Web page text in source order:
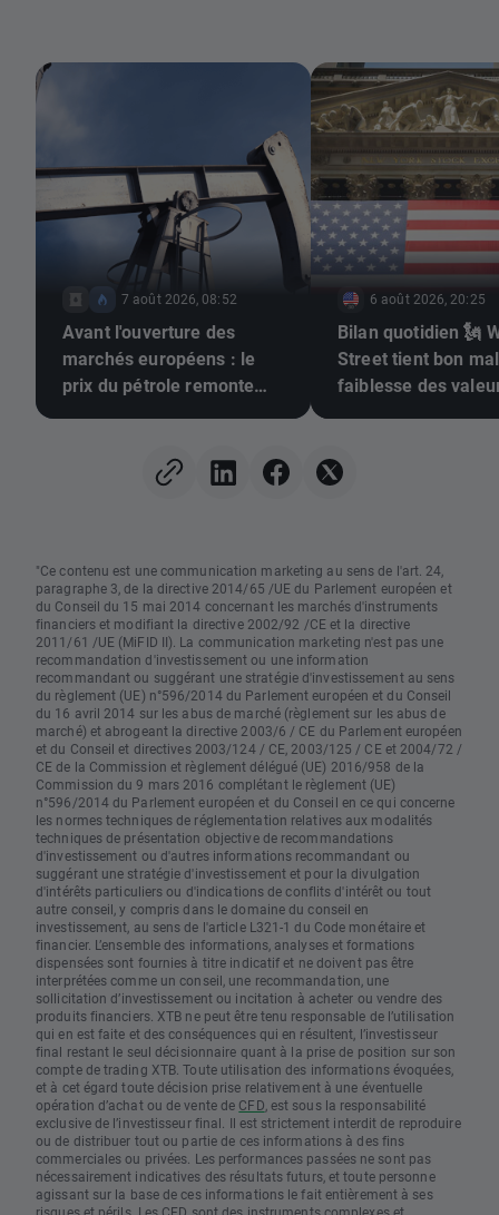
7 août 2026, 08:52
Avant l'ouverture des
marchés européens : le
prix du pétrole remonte
6 août 2026, 20:25
Bilan quotidien 🗽
Street tient bon
faiblesse des
pétrole
"Ce contenu est une communication marketing au sens de l'art. 24,
paragraphe 3, de la directive 2014/65 /UE du Parlement européen et
du Conseil du 15 mai 2014 concernant les marchés d'instruments
financiers et modifiant la directive 2002/92 /CE et la directive
2011/61 /UE (MiFID II). La communication marketing n'est pas une
recommandation d'investissement ou une information
recommandant ou suggérant une stratégie d'investissement au sens
du règlement (UE) n°596/2014 du Parlement européen et du Conseil
du 16 avril 2014 sur les abus de marché (règlement sur les abus de
marché) et abrogeant la directive 2003/6 / CE du Parlement européen
et du Conseil et directives 2003/124 / CE, 2003/125 / CE et 2004/72 /
CE de la Commission et règlement délégué (UE) 2016/958 de la
Commission du 9 mars 2016 complétant le règlement (UE)
n°596/2014 du Parlement européen et du Conseil en ce qui concerne
les normes techniques de réglementation relatives aux modalités
techniques de présentation objective de recommandations
d'investissement ou d'autres informations recommandant ou
suggérant une stratégie d'investissement et pour la divulgation
d'intérêts particuliers ou d'indications de conflits d'intérêt ou tout
autre conseil, y compris dans le domaine du conseil en
investissement, au sens de l'article L321-1 du Code monétaire et
financier. L’ensemble des informations, analyses et formations
dispensées sont fournies à titre indicatif et ne doivent pas être
interprétées comme un conseil, une recommandation, une
sollicitation d’investissement ou incitation à acheter ou vendre des
produits financiers. XTB ne peut être tenu responsable de l’utilisation
qui en est faite et des conséquences qui en résultent, l’investisseur
final restant le seul décisionnaire quant à la prise de position sur son
compte de trading XTB. Toute utilisation des informations évoquées,
et à cet égard toute décision prise relativement à une éventuelle
opération d’achat ou de vente de CFD , est sous la responsabilité
exclusive de l’investisseur final. Il est strictement interdit de reproduire
ou de distribuer tout ou partie de ces informations à des fins
commerciales ou privées. Les performances passées ne sont pas
nécessairement indicatives des résultats futurs, et toute personne
agissant sur la base de ces informations le fait entièrement à ses
risques et périls. Les CFD sont des instruments complexes et